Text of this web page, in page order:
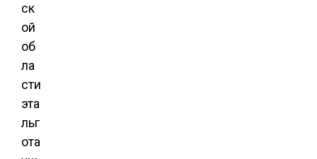
ск
ой
об
ла
сти
эта
льг
ота